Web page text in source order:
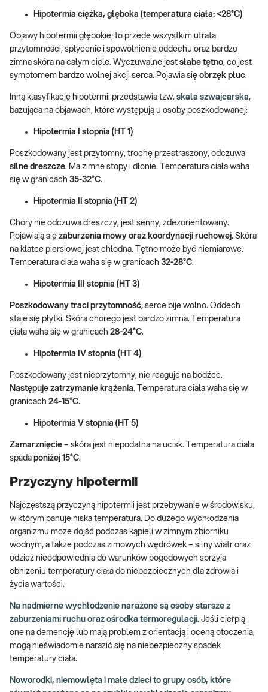
Hipotermia ciężka, głęboka (temperatura ciała: <28°C)
Objawy hipotermii głębokiej to przede wszystkim utrata
przytomności, spłycenie i spowolnienie oddechu oraz bardzo
zimna skóra na całym ciele. Wyczuwalne jest słabe tętno, co jest
symptomem bardzo wolnej akcji serca. Pojawia się obrzęk płuc.
Inną klasyfikację hipotermii przedstawia tzw. skala szwajcarska,
bazująca na objawach, które występują u osoby poszkodowanej:
Hipotermia I stopnia (HT 1)
Poszkodowany jest przytomny, trochę przestraszony, odczuwa
silne dreszcze. Ma zimne stopy i dłonie. Temperatura ciała waha
się w granicach 35-32°C.
Hipotermia II stopnia (HT 2)
Chory nie odczuwa dreszczy, jest senny, zdezorientowany.
Pojawiają się zaburzenia mowy oraz koordynacji ruchowej. Skóra
na klatce piersiowej jest chłodna. Tętno może być niemiarowe.
Temperatura ciała waha się w granicach 32-28°C.
Hipotermia III stopnia (HT 3)
Poszkodowany traci przytomność, serce bije wolno. Oddech
staje się płytki. Skóra chorego jest bardzo zimna. Temperatura
ciała waha się w granicach 28-24°C.
Hipotermia IV stopnia (HT 4)
Poszkodowany jest nieprzytomny, nie reaguje na bodźce.
Następuje zatrzymanie krążenia. Temperatura ciała waha się w
granicach 24-15°C.
Hipotermia V stopnia (HT 5)
Zamarznięcie – skóra jest niepodatna na ucisk. Temperatura ciała
spada poniżej 15°C.
Przyczyny hipotermii
Najczęstszą przyczyną hipotermii jest przebywanie w środowisku,
w którym panuje niska temperatura. Do dużego wychłodzenia
organizmu może dojść podczas kąpieli w zimnym zbiorniku
wodnym, a także podczas zimowych wędrówek – silny wiatr oraz
odzież nieodpowiednia do warunków pogodowych sprzyja
obniżeniu temperatury ciała do niebezpiecznych dla zdrowia i
życia wartości.
Na nadmierne wychłodzenie narażone są osoby starsze z
zaburzeniami ruchu oraz ośrodka termoregulacji. Jeśli cierpią
one na demencję lub mają problem z orientacją i oceną otoczenia,
mogą nieświadomie narazić się na niebezpieczny spadek
temperatury ciała.
Noworodki, niemowlęta i małe dzieci to grupy osób, które